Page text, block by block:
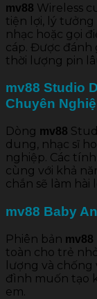
mv88 Wireless
tiện lợi, lý
nhạc hoặc gọi
cáp. Được đánh
thời lượng pin
mv88 Studio
Chuyên
Dòng mv88
dung, nhạc sĩ
nghiệp. Các
cùng với khả
chắn sẽ làm
mv88 Baby
Phiên bản mv88
toàn cho trẻ
lượng và
đình muốn tạo
em.